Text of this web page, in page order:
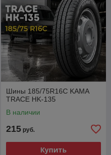
Шины 185/75R16C KAMA
TRACE HK-135
В наличии
215 руб.
Купить